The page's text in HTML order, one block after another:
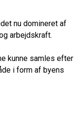
nu domineret af
arbejdskraft.
kunne samles efter
i form af byens